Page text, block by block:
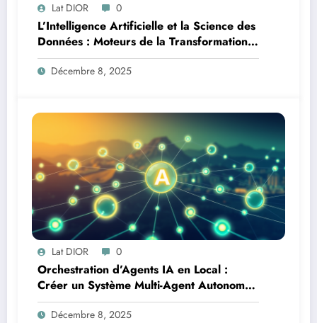
Lat DIOR 0
L’Intelligence Artificielle et la Science des
Données : Moteurs de la Transformation
Logistique et Infrastructures en Afrique
Décembre 8, 2025
Lat DIOR 0
Orchestration d’Agents IA en Local :
Créer un Système Multi-Agent Autonome
avec TinyLlama
Décembre 8, 2025